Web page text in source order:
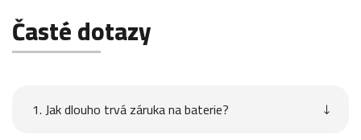
Časté dotazy
1. Jak dlouho trvá záruka na baterie?